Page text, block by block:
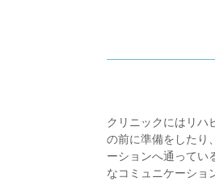
クリニックにはリハ
の前に準備をしたり
ーションへ通ってい
なコミュニケーショ